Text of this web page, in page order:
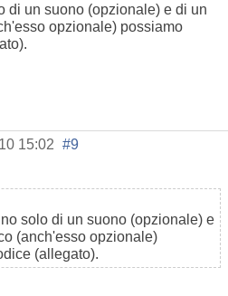
di un suono (opzionale) e di un
opzionale) possiamo
15:02 #9
solo di un suono (opzionale) e
(anch'esso opzionale)
(allegato).